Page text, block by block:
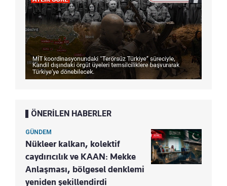
ÖNERİLEN HABERLER
GÜNDEM
Nükleer kalkan, kolektif
caydırıcılık ve KAAN: Mekke
Anlaşması, bölgesel denklemi
yeniden şekillendirdi